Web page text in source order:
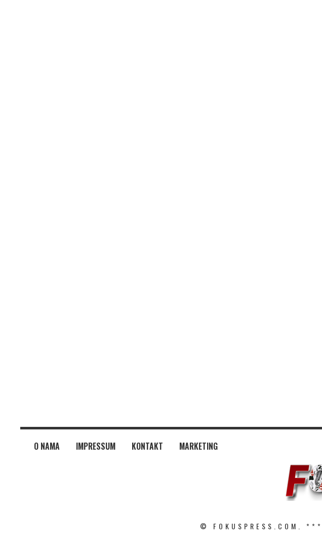
O NAMA IMPRESSUM KONTAKT MARKETING
© FOKUSPRESS.COM. ***